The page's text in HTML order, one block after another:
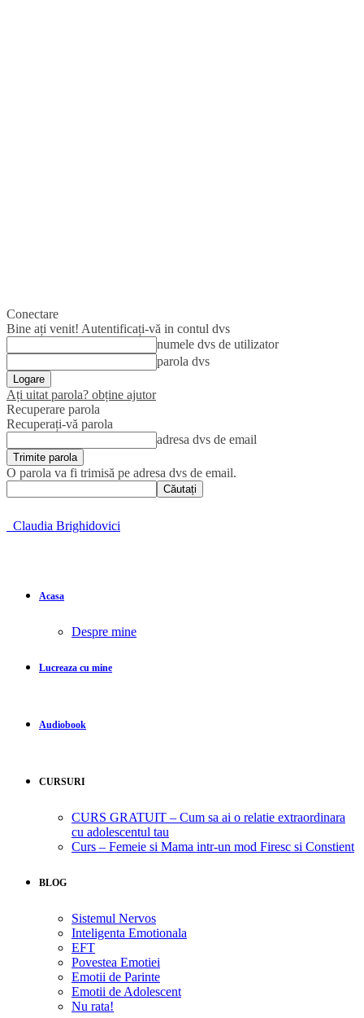
Conectare
Bine ați venit! Autentificați-vă in contul dvs
numele dvs de utilizator
parola dvs
Ați uitat parola? obține ajutor
Recuperare parola
Recuperați-vă parola
adresa dvs de email
O parola va fi trimisă pe adresa dvs de email.
Claudia Brighidovici
Acasa
Despre mine
Lucreaza cu mine
Audiobook
CURSURI
CURS GRATUIT – Cum sa ai o relatie extraordinara
cu adolescentul tau
Curs – Femeie si Mama intr-un mod Firesc si Constient
BLOG
Sistemul Nervos
Inteligenta Emotionala
EFT
Povestea Emotiei
Emotii de Parinte
Emotii de Adolescent
Nu rata!